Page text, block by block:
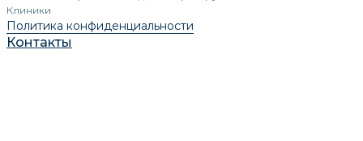
Клиники
Политика конфиденциальности
Контакты